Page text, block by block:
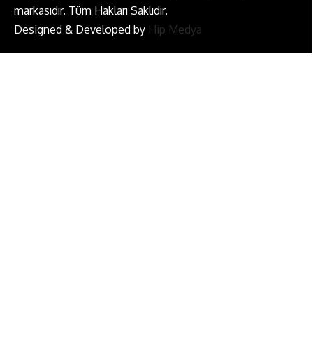
markasıdır. Tüm Hakları Saklıdır.
Designed & Developed by Hip Medya